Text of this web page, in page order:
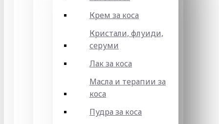
Крем за коса
Кристали, флуиди,
серуми
Лак за коса
Масла и терапии за
коса
Пудра за коса